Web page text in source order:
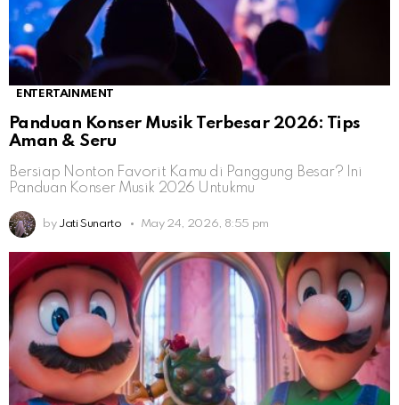
ENTERTAINMENT
Panduan Konser Musik Terbesar 2026: Tips
Aman & Seru
Bersiap Nonton Favorit Kamu di Panggung Besar? Ini
Panduan Konser Musik 2026 Untukmu
by Jati Sunarto May 24, 2026, 8:55 pm